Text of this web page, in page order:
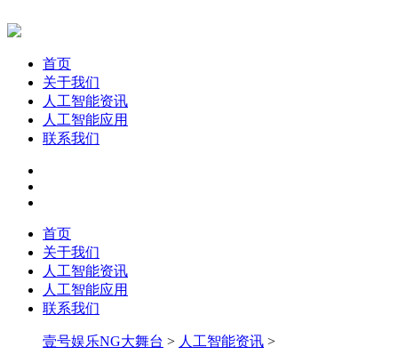
首页
关于我们
人工智能资讯
人工智能应用
联系我们
首页
关于我们
人工智能资讯
人工智能应用
联系我们
壹号娱乐NG大舞台 > 人工智能资讯 >